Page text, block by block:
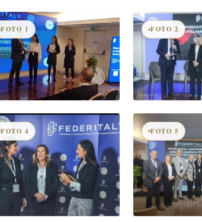
FOTO 1 FOTO 2
FOTO 4 FOTO 5